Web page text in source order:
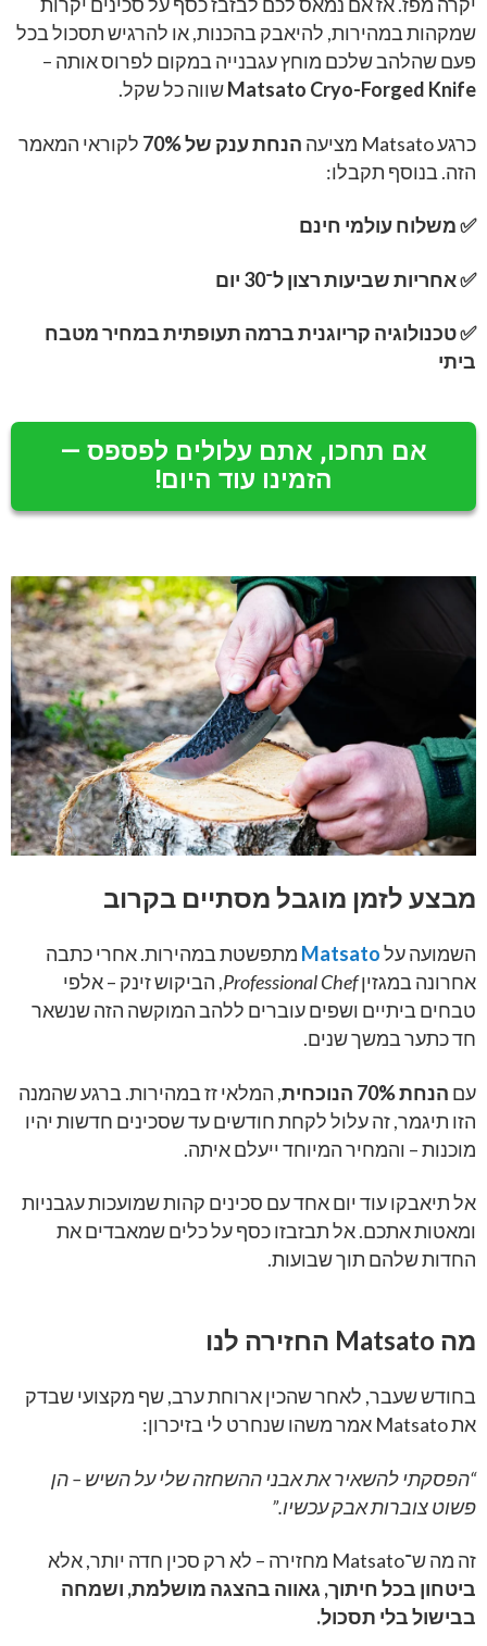
יקרה מפז. אז אם נמאס לכם לבזבז כסף על סכינים יקרות
שמקהות במהירות, להיאבק בהכנות, או להרגיש תסכול בכל
פעם שהלהב שלכם מוחץ עגבנייה במקום לפרוס אותה –
Matsato Cryo-Forged Knifeשווה כל שקל.
כרגע Matsato מציעה הנחת ענק של 70%
לקוראי המאמר
הזה. בנוסף תקבלו:
✅ משלוח עולמי חינם
✅ אחריות שביעות רצון ל־30 יום
✅ טכנולוגיה קריוגנית ברמה תעופתית במחיר מטבח
ביתי
אם תחכו, אתם עלולים לפספס —
הזמינו עוד היום!
מבצע לזמן מוגבל מסתיים בקרוב
השמועה עלMatsato מתפשטת במהירות. אחרי כתבה
אחרונה במגזיןProfessional Chef, הביקוש זינק – אלפי
טבחים ביתיים ושפים עוברים ללהב המוקשה הזה שנשאר
חד כתער במשך שנים.
עם הנחת 70% הנוכחית
, המלאי זז במהירות. ברגע שהמנה
הזו תיגמר, זה עלול לקחת חודשים עד שסכינים חדשות יהיו
מוכנות – והמחיר המיוחד ייעלם איתה.
אל תיאבקו עוד יום אחד עם סכינים קהות שמועכות עגבניות
ומאטות אתכם. אל תבזבזו כסף על כלים שמאבדים את
החדות שלהם תוך שבועות.
מה Matsato החזירה לנו
בחודש שעבר, לאחר שהכין ארוחת ערב, שף מקצועי שבדק
את Matsato אמר משהו שנחרט לי בזיכרון:
“הפסקתי להשאיר את אבני ההשחזה שלי על השיש – הן
פשוט צוברות אבק עכשיו.”
זה מה ש־Matsato מחזירה – לא רק סכין חדה יותר, אלא
ביטחון בכל חיתוך, גאווה בהצגה מושלמת, ושמחה
בבישול בלי תסכול.